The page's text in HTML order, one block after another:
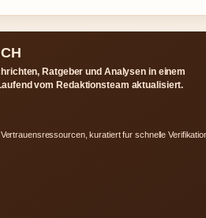
Ratgeber und Analysen in einem
vom Redaktionsteam aktualisiert.
kuratiert fur schnelle